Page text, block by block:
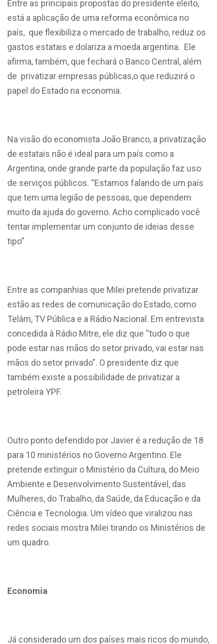
Entre as principais propostas do presidente eleito,
está a aplicação de uma reforma econômica no
país, que flexibiliza o mercado de trabalho, reduz os
gastos estatais e dolariza a moeda argentina. Ele
afirma, também, que fechará o Banco Central, além
de privatizar empresas públicas,o que reduzirá o
papel do Estado na economia.
Na visão do economista João Branco, a privatização
de estatais não é ideal para um país como a
Argentina, onde grande parte da população faz uso
de serviços públicos. “Estamos falando de um país
que tem uma legião de pessoas, que dependem
muito da ajuda do governo. Acho complicado você
tentar implementar um conjunto de ideias desse
tipo”
Entre as companhias que Milei pretende privatizar
estão as redes de comunicação do Estado, como
Telám, TV Pública e a Rádio Nacional. Em entrevista
concedida à Rádio Mitre, ele diz que “tudo o que
pode estar nas mãos do setor privado, vai estar nas
mãos do setor privado”. O presidente diz que
também existe a possibilidade de privatizar a
petroleira YPF.
Outro ponto defendido por Javier é a redução de 18
para 10 ministérios no Governo Argentino. Ele
pretende extinguir o Ministério da Cultura, do Meio
Ambiente e Desenvolvimento Sustentável, das
Mulheres, do Trabalho, da Saúde, da Educação e da
Ciência e Tecnologia. Um vídeo que viralizou nas
redes sociais mostra Milei tirando os Ministérios de
um quadro.
Economia
Já considerado um dos países mais ricos do mundo,